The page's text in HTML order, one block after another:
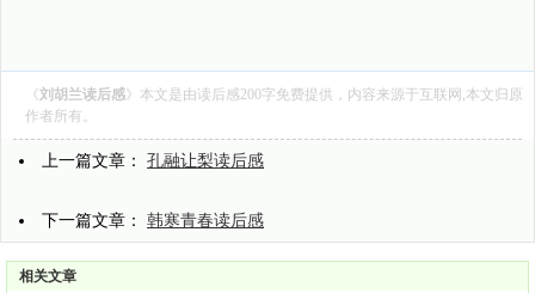
《刘胡兰读后感》本文是由读后感200字免费提供，内容来源于互联网,本文归原
作者所有。
上一篇文章： 孔融让梨读后感
下一篇文章： 韩寒青春读后感
相关文章